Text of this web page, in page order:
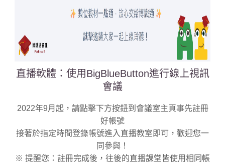
直播軟體：使用BigBlueButton進行線上視訊
會議
2022年9月起，請點擊下方按鈕到會議室主頁事先註冊
好帳號
接著於指定時間登錄帳號進入直播教室即可，歡迎您一
同參與！
※ 提醒您：註冊完成後，往後的直播課堂皆使用相同帳